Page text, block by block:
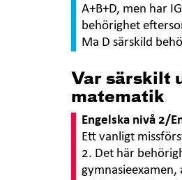
A+B+D, men har
behörighet
Ma D särskild
Var särskilt
matematik
Engelska nivå 2/
Ett vanligt
2. Det här
gymnasieexamen,